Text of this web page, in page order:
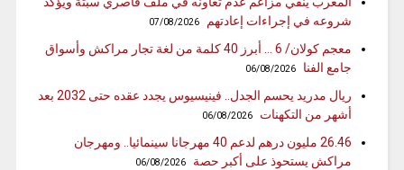
شروعه في إجراءات إعادتهم
07/08/2026
معجم كولان/ 6 … أبرز 40 كلمة من لغة تجار مراكش وأسواق
جامع الفنا
06/08/2026
ريال مدريد يحسم الجدل.. فينيسيوس يجدد عقده حتى 2032 بعد
أشهر من التكهنات
06/08/2026
26.46 مليون درهم لدعم 40 مهرجانا سينمائيا.. ومهرجان
مراكش يستحوذ على أكبر حصة
06/08/2026